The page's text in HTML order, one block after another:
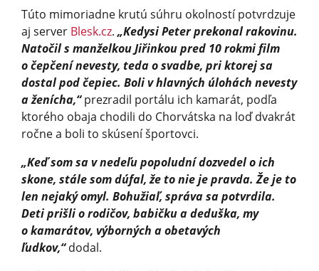
Túto mimoriadne krutú súhru okolností potvrdzuje
aj server Blesk.cz. „Kedysi Peter prekonal rakovinu.
Natočil s manželkou Jiřinkou pred 10 rokmi film
o čepčení nevesty, teda o svadbe, pri ktorej sa
dostal pod čepiec. Boli v hlavných úlohách nevesty
a ženícha,“prezradil portálu ich kamarát, podľa
ktorého obaja chodili do Chorvátska na loď dvakrát
ročne a boli to skúsení športovci.
„Keď som sa v nedeľu popoludní dozvedel o ich
skone, stále som dúfal, že to nie je pravda. Že je to
len nejaký omyl. Bohužiaľ, správa sa potvrdila.
Deti prišli o rodičov, babičku a deduška, my
o kamarátov, výborných a obetavých
ľudkov,“dodal.